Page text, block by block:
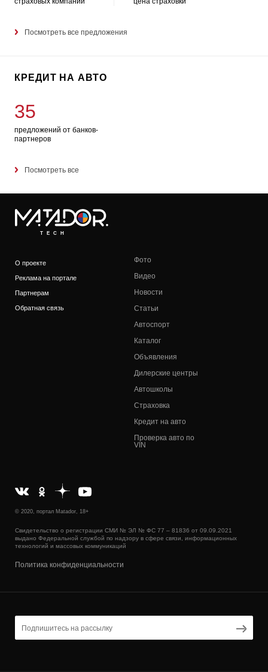
Посмотреть все предложения
КРЕДИТ НА АВТО
35
предложений от банков-
партнеров
Посмотреть все
TECH
О проекте
Реклама на портале
Партнерам
Обратная связь
Фото
Видео
Новости
Статьи
Автоспорт
Каталог
Объявления
Дилерские центры
Автошколы
Страховка
Кредит на авто
Проверка авто по
VIN
© 2020, портал Matador, 18+
Свидетельство о регистрации СМИ № ЭЛ № ФС 77 – 81836 от 09.09.2021
выдано Федеральной службой по надзору в сфере связи, информационных
технологий и массовых коммуникаций
Политика конфиденциальности